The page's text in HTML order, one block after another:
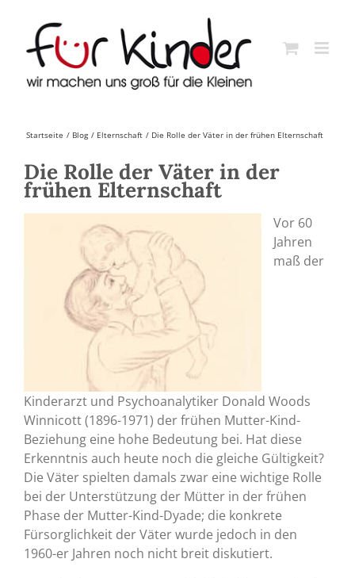
content
Startseite Blog Elternschaft Die Rolle der Väter in der frühen Elternschaft
Die Rolle der Väter in der
frühen Elternschaft
Vor 60
Jahren
maß der
Kinderarzt und Psychoanalytiker Donald Woods
Winnicott (1896-1971) der frühen Mutter-Kind-
Beziehung eine hohe Bedeutung bei. Hat diese
Erkenntnis auch heute noch die gleiche Gültigkeit?
Die Väter spielten damals zwar eine wichtige Rolle
bei der Unterstützung der Mütter in der frühen
Phase der Mutter-Kind-Dyade; die konkrete
Fürsorglichkeit der Väter wurde jedoch in den
1960-er Jahren noch nicht breit diskutiert.